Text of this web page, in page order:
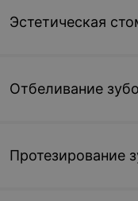
Эстетическая
Отбеливание
Протезирование